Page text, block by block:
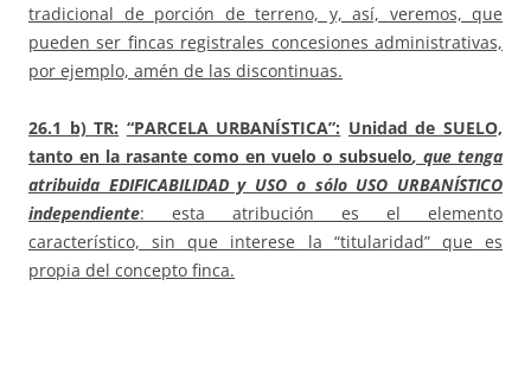
tradicional de porción de terreno, y, así, veremos, que
pueden ser fincas registrales concesiones administrativas,
por ejemplo, amén de las discontinuas.
26.1 b)TR: “PARCELA URBANÍSTICA”: Unidad de SUELO,
tanto en la rasante como en vuelo o subsuelo, que tenga
atribuida EDIFICABILIDAD y USO o sólo USO URBANÍSTICO
independiente: esta atribución es el elemento
característico, sin que interese la “titularidad” que es
propia del concepto finca.